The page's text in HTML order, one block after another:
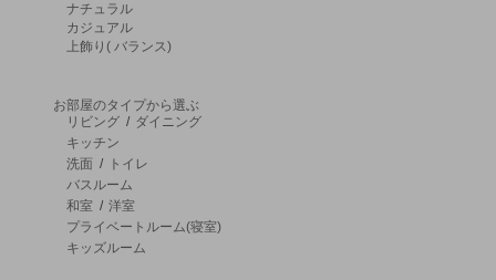
ナチュラル
カジュアル
上飾り( バランス)
お部屋のタイプから選ぶ
リビング / ダイニング
キッチン
洗面 /
トイレ
バスルーム
和室 / 洋室
プライベートルーム(寝室)
キッズルーム